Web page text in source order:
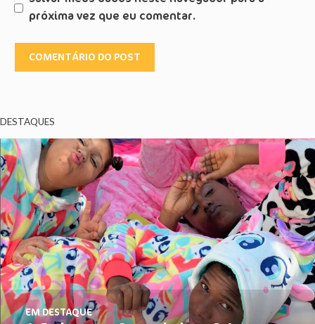
próxima vez que eu comentar.
DESTAQUES
EM DESTAQUE